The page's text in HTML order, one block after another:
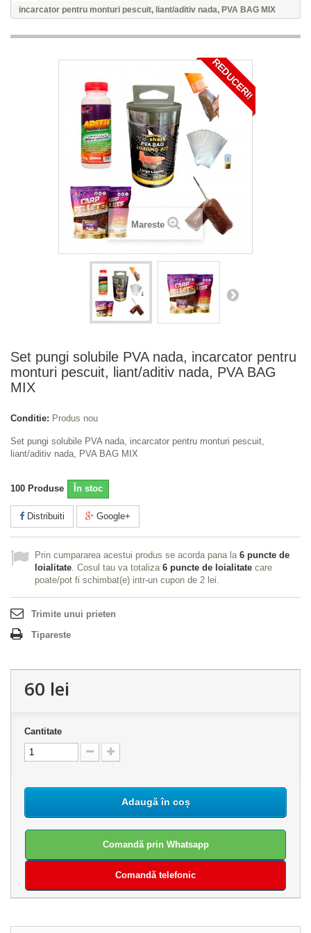
incarcator pentru monturi pescuit, liant/aditiv nada, PVA BAG MIX
REDUCERI!
Mareste
Set pungi solubile PVA nada, incarcator pentru
monturi pescuit, liant/aditiv nada, PVA BAG
MIX
Conditie: Produs nou
Set pungi solubile PVA nada, incarcator pentru monturi pescuit,
liant/aditiv nada, PVA BAG MIX
100 Produse În stoc
Distribuiti Google+
Prin cumpararea acestui produs se acorda pana la 6 puncte de
loialitate . Cosul tau va totaliza 6 puncte de loialitate care
poate/pot fi schimbat(e) intr-un cupon de 2 lei
Trimite unui prieten
Tipareste
60 lei
Cantitate
Adaugă în coș
Comandă prin Whatsapp
Comandă telefonic